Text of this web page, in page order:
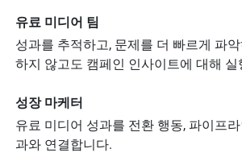
유료 미디어 팀
성과를 추적하고, 문제를 더 빠르게 파
하지 않고도 캠페인 인사이트에 대해 실
성장 마케터
유료 미디어 성과를 전환 행동, 파이프
과와 연결합니다.